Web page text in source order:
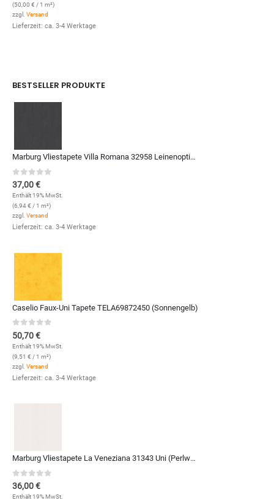
(50,00 € / 1 m²)
zzgl. Versand
Lieferzeit: ca. 3-4 Werktage
BESTSELLER PRODUKTE
Marburg Vliestapete Villa Romana 32958 Leinenoptik (Anthrazit)
0out of 5
37,00€
Enthält 19% MwSt.
(6,94€ / 1 m²)
zzgl. Versand
Lieferzeit: ca. 3-4 Werktage
Caselio Faux-Uni Tapete TELA69872450 (Sonnengelb)
0out of 5
50,70€
Enthält 19% MwSt.
(9,51 € / 1 m²)
zzgl. Versand
Lieferzeit: ca. 3-4 Werktage
Marburg Vliestapete La Veneziana 31343 Uni (Perlweiß)
0out of 5
36,00€
Enthält 19% MwSt.